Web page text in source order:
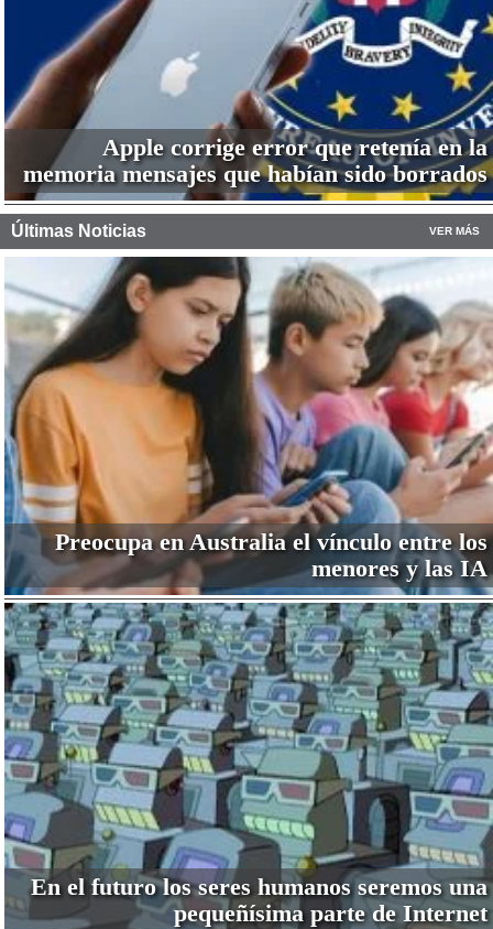
Apple corrige error que retenía en la
memoria mensajes que habían sido borrados
Últimas Noticias VER MÁS
Preocupa en Australia el vínculo entre los
menores y las IA
En el futuro los seres humanos seremos una
pequeñísima parte de Internet